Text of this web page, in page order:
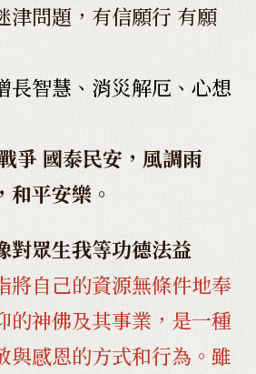
津問題，有信願行 有願
長智慧、消災解厄、心想
爭 國泰民安，風調雨
和平安樂。
對眾生我等功德法益
將自己的資源無條件地奉
的神佛及其事業，是一種
與感恩的方式和行為。雖